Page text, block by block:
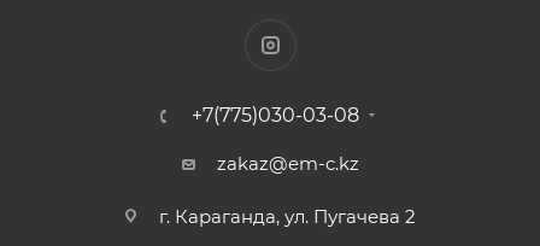
+7(775)030-03-08
zakaz@em-c.kz
г. Караганда, ул. Пугачева 2